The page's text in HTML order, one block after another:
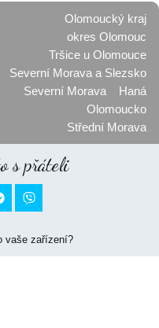
Olomoucký kraj
okres Olomouc
Tršice u Olomouce
Severní Morava a Slezsko
Severní Morava
Haná
Olomoucko
Střední Morava
s přáteli
vaše zařízení?